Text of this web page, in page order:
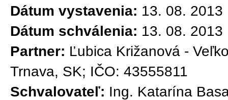
Dátum vystavenia: 13. 08. 2013
Dátum schválenia: 13. 08. 2013
Partner: Ľubica Križanová -
Trnava, SK; IČO: 43555811
Schvalovateľ: Ing. Katarína